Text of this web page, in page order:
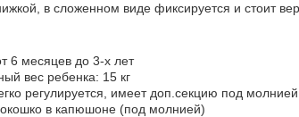
в сложенном виде фиксируется и стоит
6 месяцев до 3-х лет
вес ребенка: 15 кг
регулируется, имеет доп.секцию под молнией
в капюшоне (под молнией)